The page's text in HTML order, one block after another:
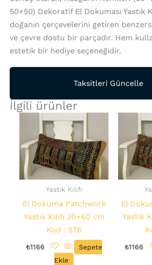
50×50) Dekoratif El Dokuması Yastık
doğanın çerçevelerini getiren
ve çevre dostu bir parçadır. Hem
estetik bir hediye seçeneğidir.
Taksitleri Güncelle
İlgili ürünler
Yastık Kılıfı
El Dokuma Patchwork
Yastık Kılıfı 30×60 cm
Kod : 576
₺1166
Sepete
Ekle
El
Yastık
₺1166